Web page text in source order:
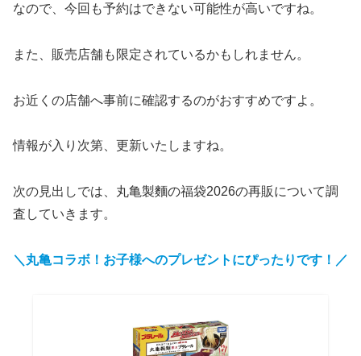
なので、今回も予約はできない可能性が高いですね。
また、販売店舗も限定されているかもしれません。
お近くの店舗へ事前に確認するのがおすすめですよ。
情報が入り次第、更新いたしますね。
次の見出しでは、丸亀製麵の福袋2026の再販について調
査していきます。
＼丸亀コラボ！お子様へのプレゼントにぴったりです！／